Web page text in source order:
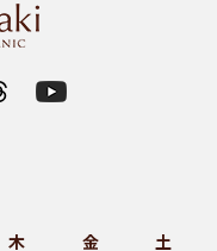
木 金
土